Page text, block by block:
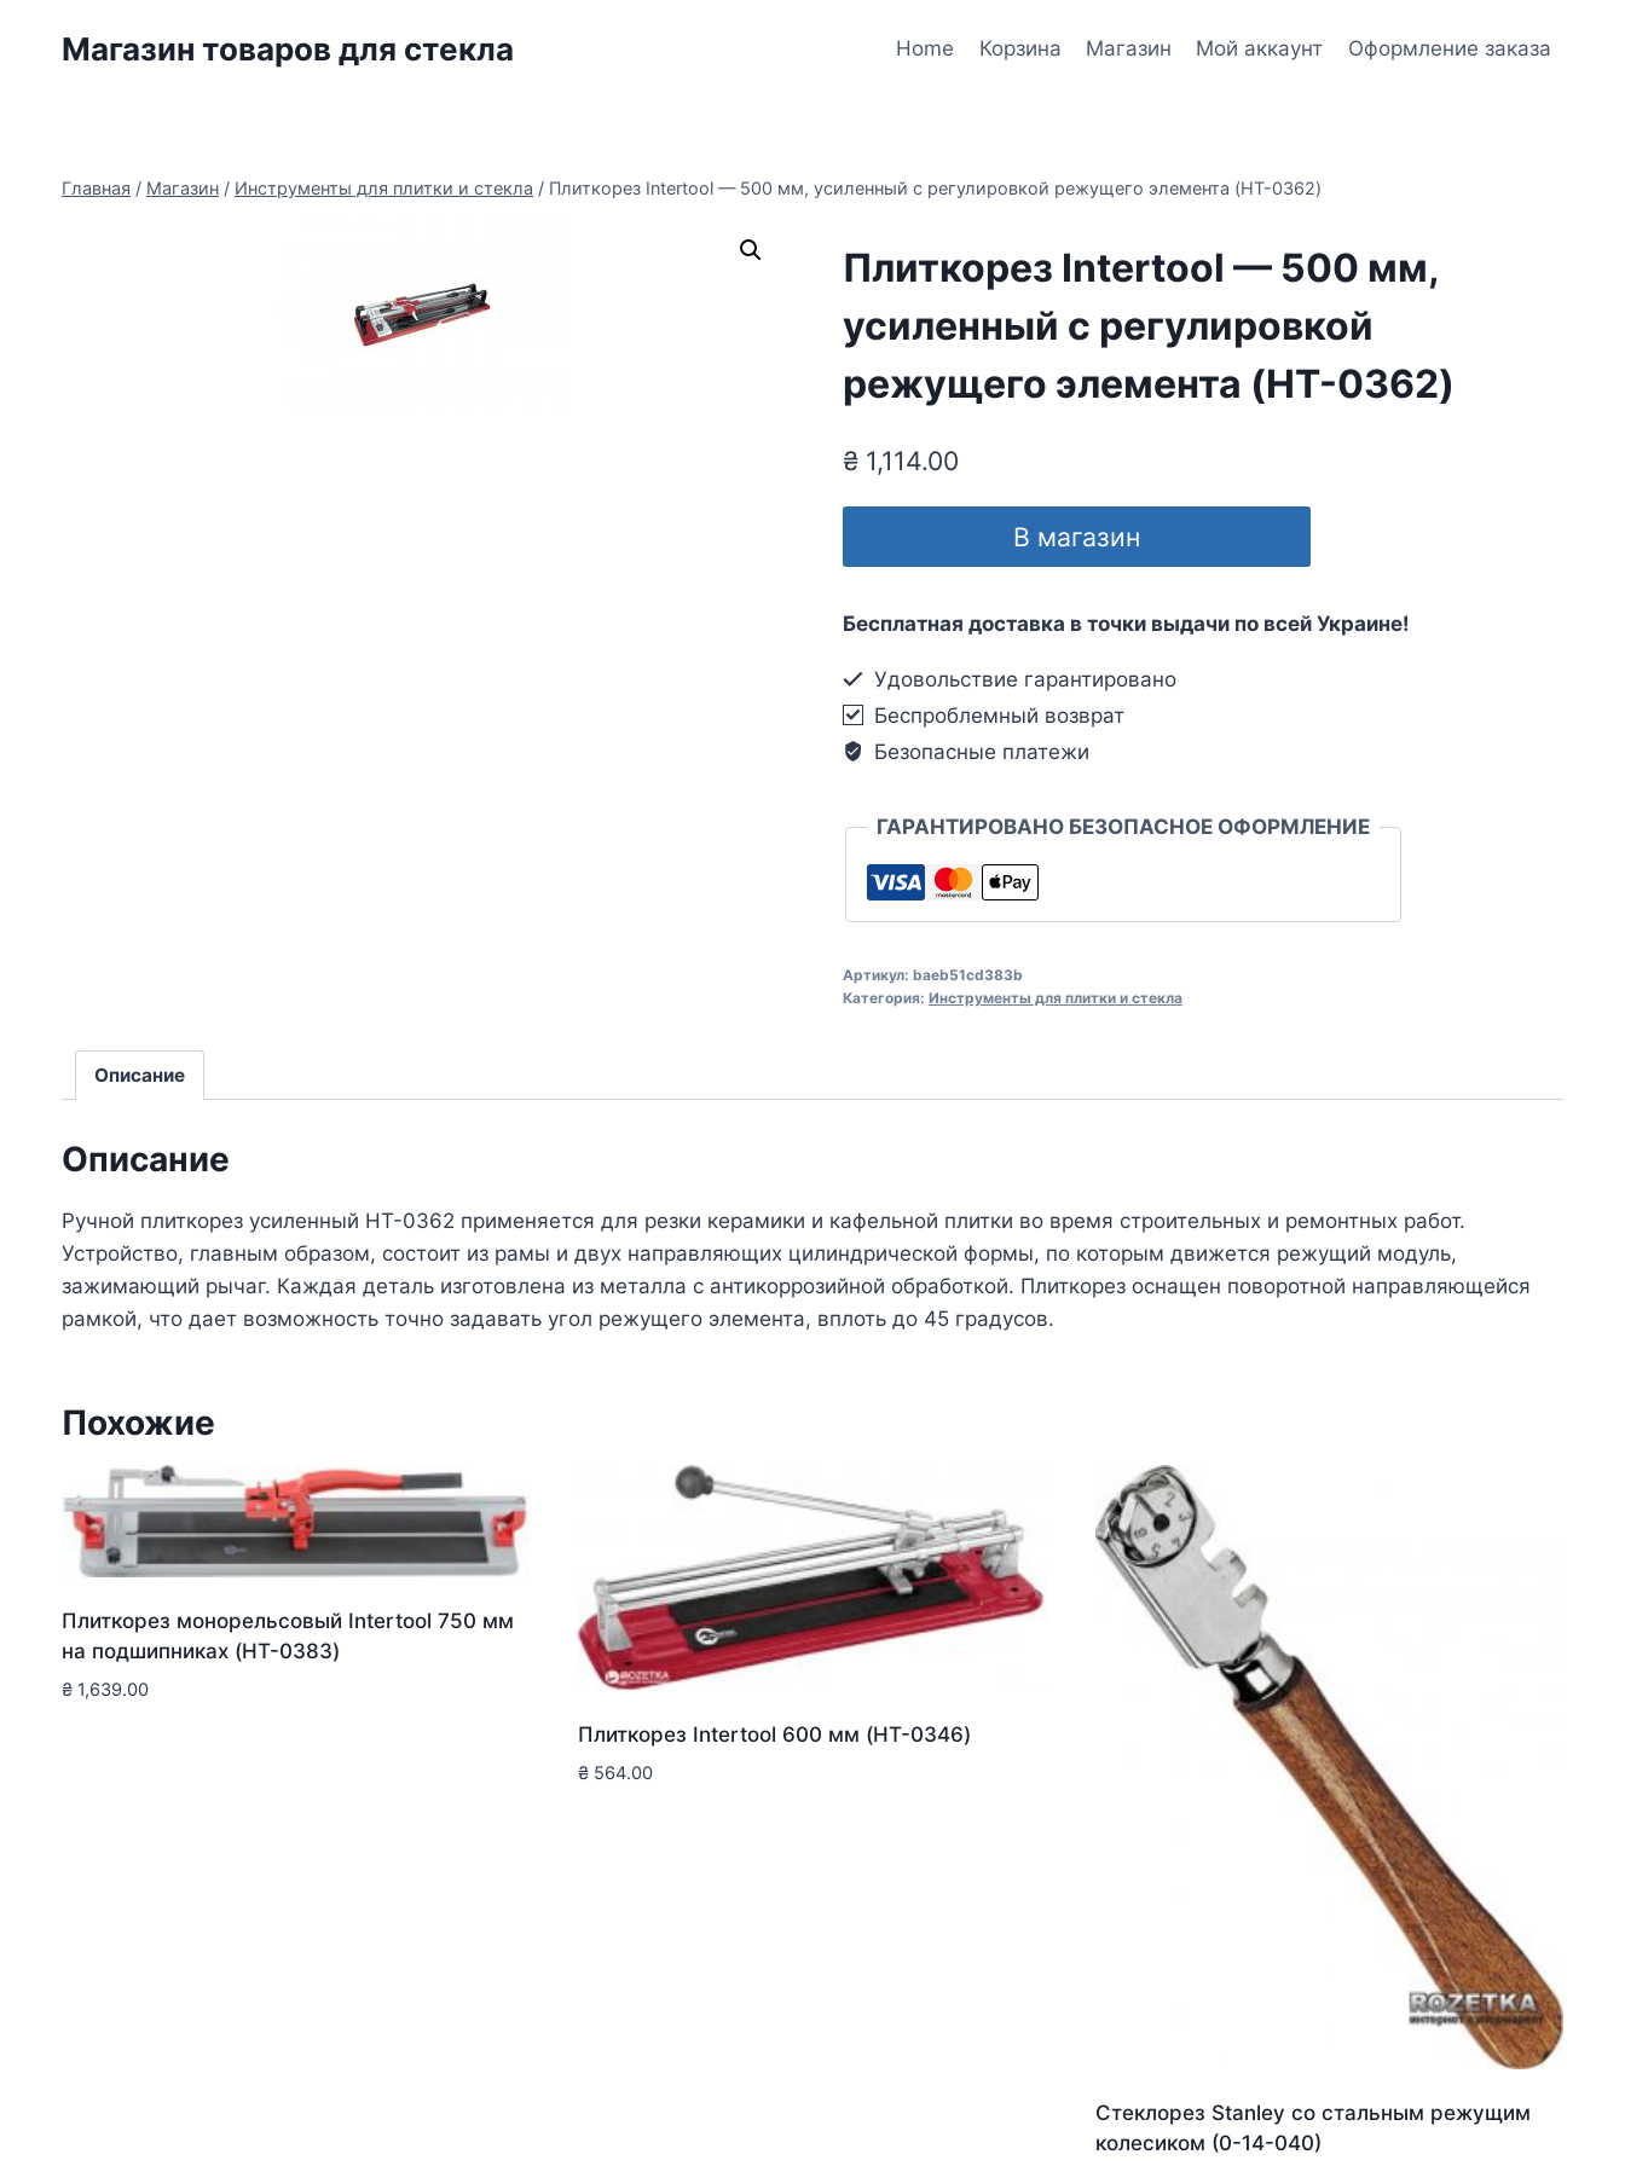
Магазин товаров для стекла Home Корзина Магазин Мой аккаунт Оформление заказа
Главная / Магазин / Инструменты для плитки и стекла / Плиткорез Intertool — 500 мм, усиленный с регулировкой режущего элемента (HT-0362)
Плиткорез Intertool — 500 мм,
усиленный с регулировкой
режущего элемента (HT-0362)
₴1,114.00
В магазин
Бесплатная доставка в точки выдачи по всей Украине!
Удовольствие гарантировано
Беспроблемный возврат
Безопасные платежи
ГАРАНТИРОВАНО БЕЗОПАСНОЕ ОФОРМЛЕНИЕ
Артикул: baeb51cd383b
Категория: Инструменты для плитки и стекла
Описание
Описание
Ручной плиткорез усиленный HT-0362 применяется для резки керамики и кафельной плитки во время строительных и ремонтных работ.
Устройство, главным образом, состоит из рамы и двух направляющих цилиндрической формы, по которым движется режущий модуль,
зажимающий рычаг. Каждая деталь изготовлена из металла с антикоррозийной обработкой. Плиткорез оснащен поворотной направляющейся
рамкой, что дает возможность точно задавать угол режущего элемента, вплоть до 45 градусов.
Похожие
Плиткорез монорельсовый Intertool 750 мм
на подшипниках (HT-0383)
₴ 1,639.00
Плиткорез Intertool 600 мм (HT-0346)
₴ 564.00
Стеклорез Stanley со стальным режущим
колесиком (0-14-040)